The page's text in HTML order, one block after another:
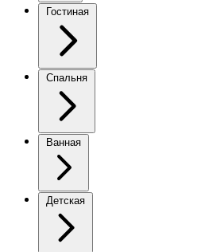
Гостиная
Спальня
Ванная
Детская